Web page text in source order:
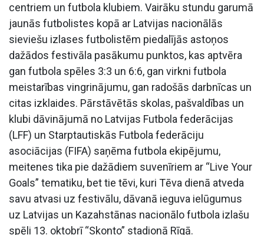
centriem un futbola klubiem. Vairāku stundu garumā
jaunās futbolistes kopā ar Latvijas nacionālās
sieviešu izlases futbolistēm piedalījās astoņos
dažādos festivāla pasākumu punktos, kas aptvēra
gan futbola spēles 3:3 un 6:6, gan virkni futbola
meistarības vingrinājumu, gan radošās darbnīcas un
citas izklaides. Pārstāvētās skolas, pašvaldības un
klubi dāvinājumā no Latvijas Futbola federācijas
(LFF) un Starptautiskās Futbola federāciju
asociācijas (FIFA) saņēma futbola ekipējumu,
meitenes tika pie dažādiem suvenīriem ar “Live Your
Goals” tematiku, bet tie tēvi, kuri Tēva dienā atveda
savu atvasi uz festivālu, dāvanā ieguva ielūgumus
uz Latvijas un Kazahstānas nacionālo futbola izlašu
spēli 13. oktobrī “Skonto” stadionā Rīgā.